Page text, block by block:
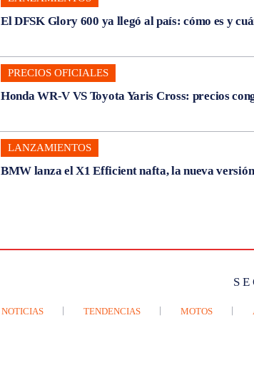
El DFSK Glory 600 ya llegó al país: cómo es y
PRECIOS OFICIALES
Honda WR-V VS Toyota Yaris Cross: precios
LANZAMIENTOS
BMW lanza el X1 Efficient nafta, la nueva
NOTICIAS TENDENCIAS MOTOS